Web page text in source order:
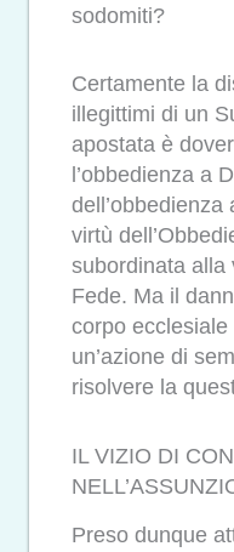
sodomiti?
Certamente la
illegittimi di un
apostata è
l’obbedienza a
virtù
subordinata alla
Fede. Ma il
corpo
un’azione di
risolvere la
IL VIZIO DI
Preso dunque